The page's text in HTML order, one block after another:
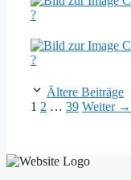
?
?
Ältere Beiträge
Seite
1 Seite
2 … Seite
39 Weiter →